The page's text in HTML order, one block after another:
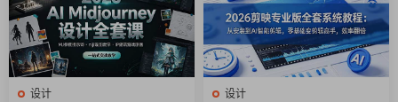
39.剪辑案例实操-26抠條之炫酷人物出场介绍.mov
40.剪辑案例实操-27转场之电梯开门转场.mov
41.剪辑案例实操-28转场之拍照定格转场，mov
42.剪辑案例实操-29混合模式之擦除开幕效果，mov
43.剪辑案例实操-30用蒙版制作影子.mov
设计 设计